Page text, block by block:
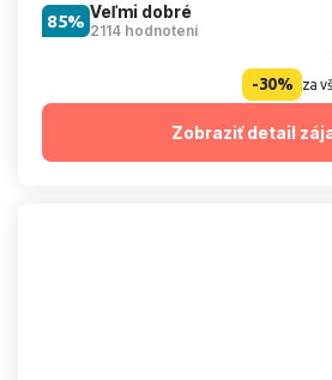
Veľmi dobré
2114 hodnotení
85%
-30% za
Zobraziť detail